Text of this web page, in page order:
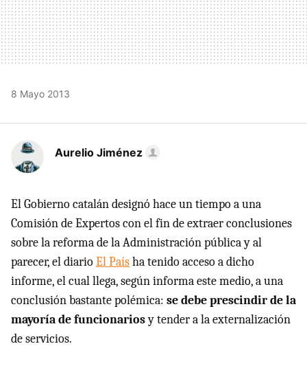
8 Mayo 2013
Aurelio Jiménez
El Gobierno catalán designó hace un tiempo a una
Comisión de Expertos con el fin de extraer conclusiones
sobre la reforma de la Administración pública y al
parecer, el diarioEl Paísha tenido acceso a dicho
informe, el cual llega, según informa este medio, a una
conclusión bastante polémica: se debe prescindir de la
mayoría de funcionariosy tender a la externalización
de servicios.